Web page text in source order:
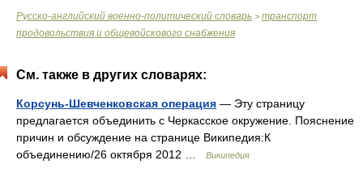
Русско-английский военно-политический словарь > транспорт
продовольствия и общевойскового снабжения
См. также в других словарях:
Корсунь-Шевченковская операция — Эту страницу
предлагается объединить с Черкасское окружение. Пояснение
причин и обсуждение на странице Википедия:К
объединению/26 октября 2012 …
Википедия